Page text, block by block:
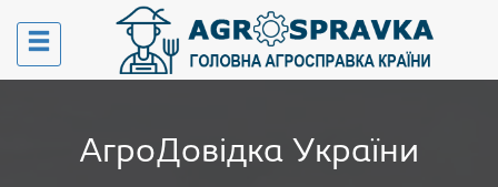
АгроДовідка України